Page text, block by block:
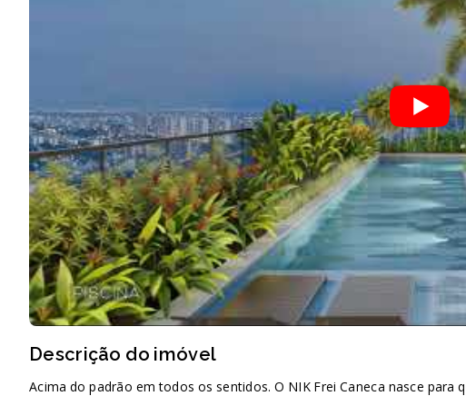
Descrição do imóvel
Acima do padrão em todos os sentidos. O NIK Frei Caneca nasce